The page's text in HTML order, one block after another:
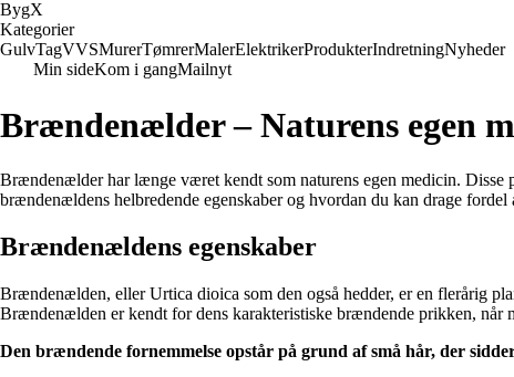
BygX
Kategorier
GulvTagVVSMurerTømrerMalerElektrikerProdukterIndretningNyheder
Min sideKom i gangMailnyt
Brændenælder – Naturens egen
Brændenælder har længe været kendt som naturens egen medicin. Disse
brændenældens helbredende egenskaber og hvordan du kan drage fordel
Brændenældens egenskaber
Brændenælden, eller Urtica dioica som den også hedder, er en flerårig
Brændenælden er kendt for dens karakteristiske brændende prikken, når
Den brændende fornemmelse opstår på grund af små hår, der